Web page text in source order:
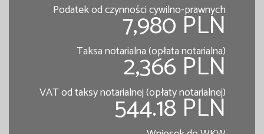
Podatek od czynności cywilno-prawnych
7,980 PLN
Taksa notarialna (opłata notarialna)
2,366 PLN
VAT od taksy notarialnej (opłaty notarialnej)
544.18 PLN